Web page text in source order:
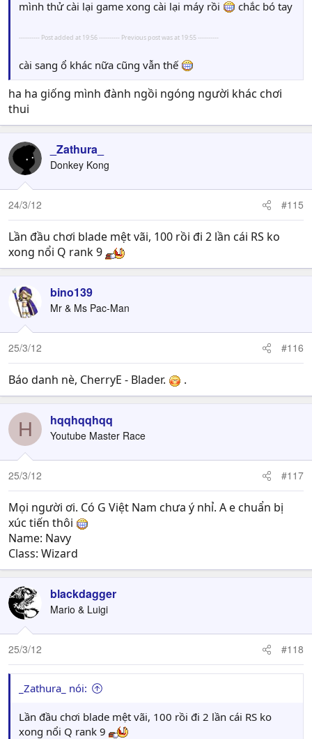
mình thử cài lại game xong cài lại máy rồi chắc bó tay
---------- Post added at 19:56 ---------- Previous post was at 19:55 ----------
cài sang ổ khác nữa cũng vẫn thế
ha ha giống mình đành ngồi ngóng người khác chơi
thui
_Zathura_
Donkey Kong
24/3/12 #115
Lần đầu chơi blade mệt vãi, 100 rồi đi 2 lần cái RS ko
xong nổi Q rank 9
bino139
Mr & Ms Pac-Man
25/3/12 #116
Báo danh nè, CherryE - Blader. .
H hqqhqqhqq
Youtube Master Race
25/3/12 #117
Mọi người ơi. Có G Việt Nam chưa ý nhỉ. A e chuẩn bị
xúc tiến thôi
Name: Navy
Class: Wizard
blackdagger
Mario & Luigi
25/3/12 #118
_Zathura_ nói:
Lần đầu chơi blade mệt vãi, 100 rồi đi 2 lần cái RS ko
xong nổi Q rank 9